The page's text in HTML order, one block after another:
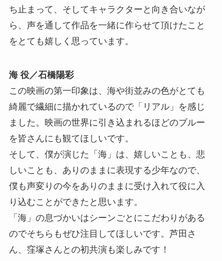
ち止まって、そしてキャラクターと向き合いなが
ら、声を通して作品を一緒に作らせて頂けたこと
をとても嬉しく思っています。
海 役／石橋陽彩
この映画の第一印象は、海や街並みの色がとても
綺麗で繊細に描かれているので「リアル」を感じ
ました。映画の世界に引き込まれるほどのブルー
を皆さんにも観てほしいです。
そして、僕が演じた「海」は、嬉しいことも、悲
しいことも、ありのままに表現する少年なので、
僕も声変りの今をありのままに受け入れて役に入
り込むことができたと思います。
「海」の息づかいはシーンごとにこだわりがある
のでそちらもぜひ注目してほしいです。芦田さ
ん、窪塚さんとの初共演も楽しみです！